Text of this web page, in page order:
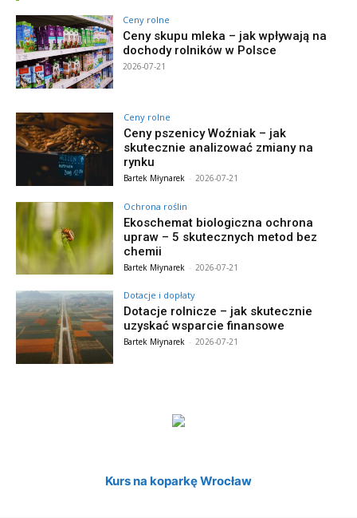
Ceny rolne
Ceny skupu mleka – jak wpływają na
dochody rolników w Polsce
2026-07-21
Ceny rolne
Ceny pszenicy Woźniak – jak
skutecznie analizować zmiany na
rynku
Bartek Młynarek - 2026-07-21
Ochrona roślin
Ekoschemat biologiczna ochrona
upraw – 5 skutecznych metod bez
chemii
Bartek Młynarek - 2026-07-21
Dotacje i dopłaty
Dotacje rolnicze – jak skutecznie
uzyskać wsparcie finansowe
Bartek Młynarek - 2026-07-21
Kurs na koparkę Wrocław